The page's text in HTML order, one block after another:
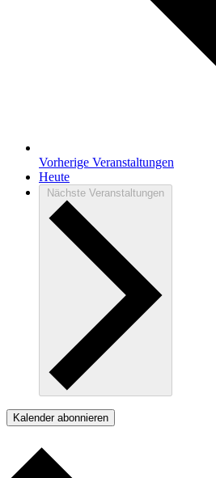
Vorherige Veranstaltungen
Heute
Nächste Veranstaltungen
Kalender abonnieren